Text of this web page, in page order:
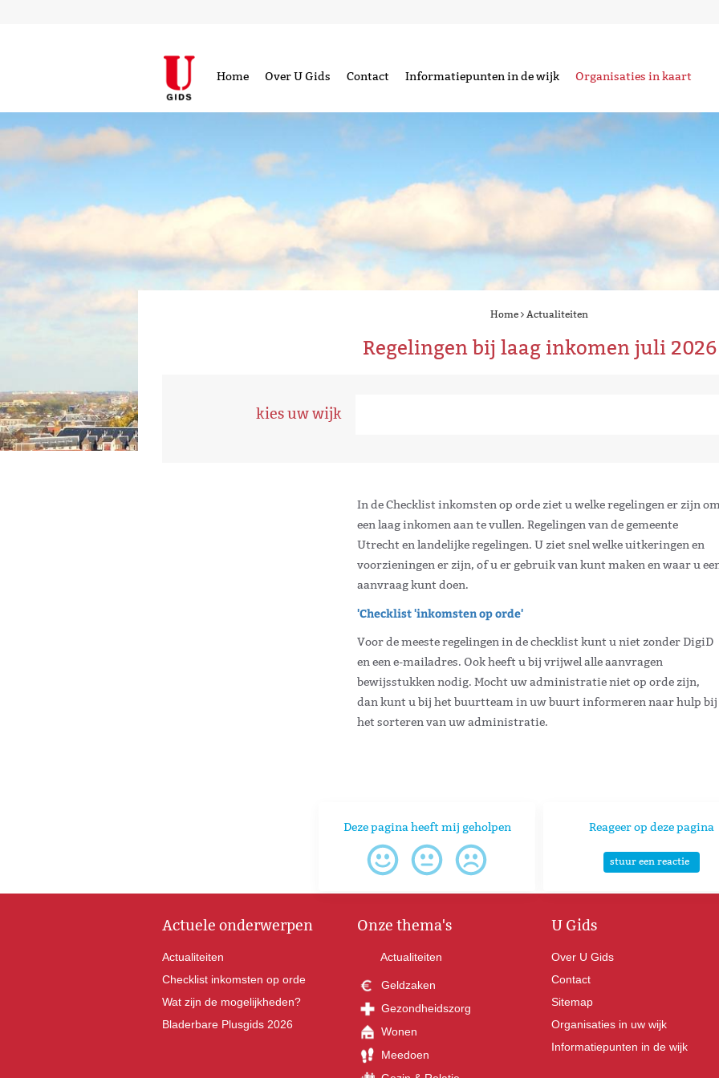
Home Over U Gids Contact Informatiepunten in de wijk Organisaties in kaart
Home Actualiteiten
Regelingen bij laag inkomen juli 2026
kies uw wijk
In de Checklist inkomsten op orde ziet u welke regelingen er zijn
een laag inkomen aan te vullen. Regelingen van de gemeente
Utrecht en landelijke regelingen. U ziet snel welke uitkeringen en
voorzieningen er zijn, of u er gebruik van kunt maken en waar u
aanvraag kunt doen.
'Checklist 'inkomsten op orde'
Voor de meeste regelingen in de checklist kunt u niet zonder DigiD
en een e-mailadres. Ook heeft u bij vrijwel alle aanvragen
bewijsstukken nodig. Mocht uw administratie niet op orde zijn,
dan kunt u bij het buurtteam in uw buurt informeren naar hulp bij
het sorteren van uw administratie.
Deze pagina heeft mij geholpen Reageer op deze pagina
stuur een reactie
Actuele onderwerpen
Actualiteiten
Checklist inkomsten op orde
Wat zijn de mogelijkheden?
Bladerbare Plusgids 2026
Onze thema's
Actualiteiten
Geldzaken
Gezondheidszorg
Wonen
Meedoen
U Gids
Over U Gids
Contact
Sitemap
Organisaties in uw wijk
Informatiepunten in de wijk